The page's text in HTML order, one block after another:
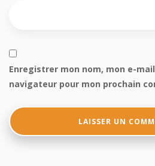
Enregistrer mon nom, mon e-
navigateur pour mon prochain